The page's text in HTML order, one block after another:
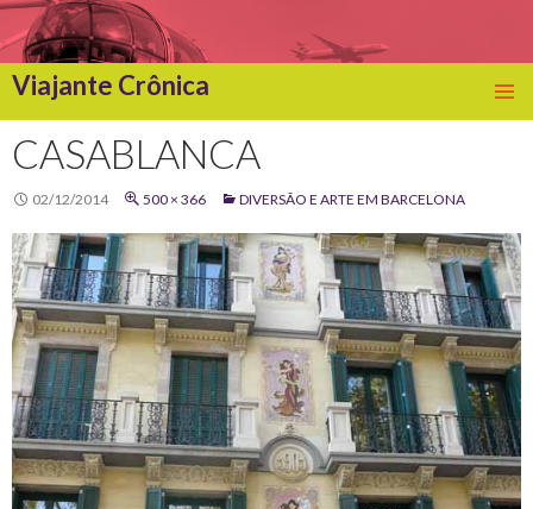
Viajante Crônica
TO
CONTENT
CASABLANCA
02/12/2014 500 × 366 DIVERSÃO E ARTE EM BARCELONA